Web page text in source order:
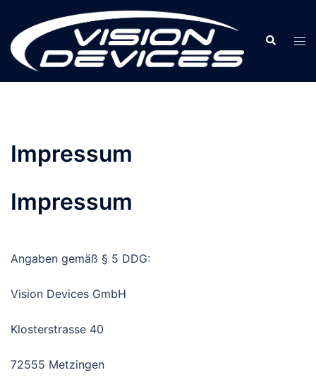
Inhalt
springen
Suche
Impressum
Impressum
Angaben gemäß § 5 DDG:
Vision Devices GmbH
Klosterstrasse 40
72555 Metzingen